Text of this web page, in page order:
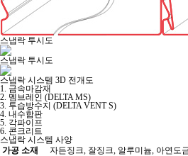
스냅락 투시도
스냅락 투시도
스냅락 시스템 3D 전개도
1. 금속마감재
2. 멤브레인 (DELTA MS)
3. 투습방수지 (DELTA VENT S)
4. 내수합판
5. 각파이프
6. 콘크리트
스냅락 시스템 사양
가공 소재
자든징크, 잘징크, 알루미늄, 아연도